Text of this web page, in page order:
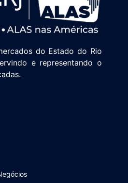
do Estado do Rio
e representando o